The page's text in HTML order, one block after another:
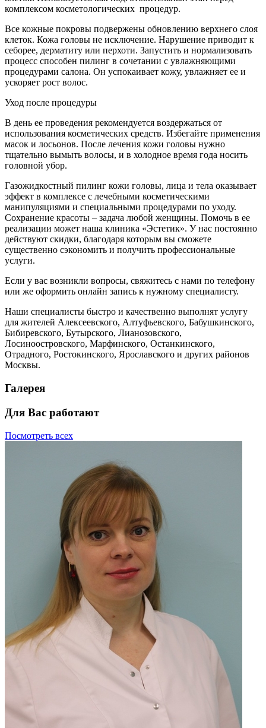
комплексом косметологических процедур.
Все кожные покровы подвержены обновлению верхнего слоя
клеток. Кожа головы не исключение. Нарушение приводит к
себорее, дерматиту или перхоти. Запустить и нормализовать
процесс способен пилинг в сочетании с увлажняющими
процедурами салона. Он успокаивает кожу, увлажняет ее и
ускоряет рост волос.
Уход после процедуры
В день ее проведения рекомендуется воздержаться от
использования косметических средств. Избегайте применения
масок и лосьонов. После лечения кожи головы нужно
тщательно вымыть волосы, и в холодное время года носить
головной убор.
Газожидкостный пилинг кожи головы, лица и тела оказывает
эффект в комплексе с лечебными косметическими
манипуляциями и специальными процедурами по уходу.
Сохранение красоты – задача любой женщины. Помочь в ее
реализации может наша клиника «Эстетик». У нас постоянно
действуют скидки, благодаря которым вы сможете
существенно сэкономить и получить профессиональные
услуги.
Если у вас возникли вопросы, свяжитесь с нами по телефону
или же оформить онлайн запись к нужному специалисту.
Наши специалисты быстро и качественно выполнят услугу
для жителей Алексеевского, Алтуфьевского, Бабушкинского,
Бибиревского, Бутырского, Лианозовского,
Лосиноостровского, Марфинского, Останкинского,
Отрадного, Ростокинского, Ярославского и других районов
Москвы.
Галерея
Для Вас работают
Посмотреть всех